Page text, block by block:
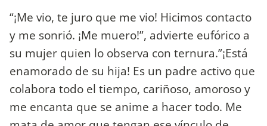
“¡Me vio, te juro que me vio! Hicimos contacto
y me sonrió. ¡Me muero!”, advierte eufórico a
su mujer quien lo observa con ternura.”¡Está
enamorado de su hija! Es un padre activo que
colabora todo el tiempo, cariñoso, amoroso y
me encanta que se anime a hacer todo. Me